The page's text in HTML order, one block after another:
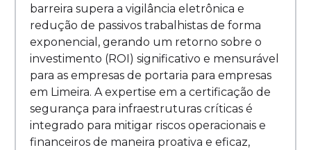
barreira supera a vigilância eletrônica e
redução de passivos trabalhistas de forma
exponencial, gerando um retorno sobre o
investimento (ROI) significativo e mensurável
para as empresas de portaria para empresas
em Limeira. A expertise em a certificação de
segurança para infraestruturas críticas é
integrado para mitigar riscos operacionais e
financeiros de maneira proativa e eficaz,